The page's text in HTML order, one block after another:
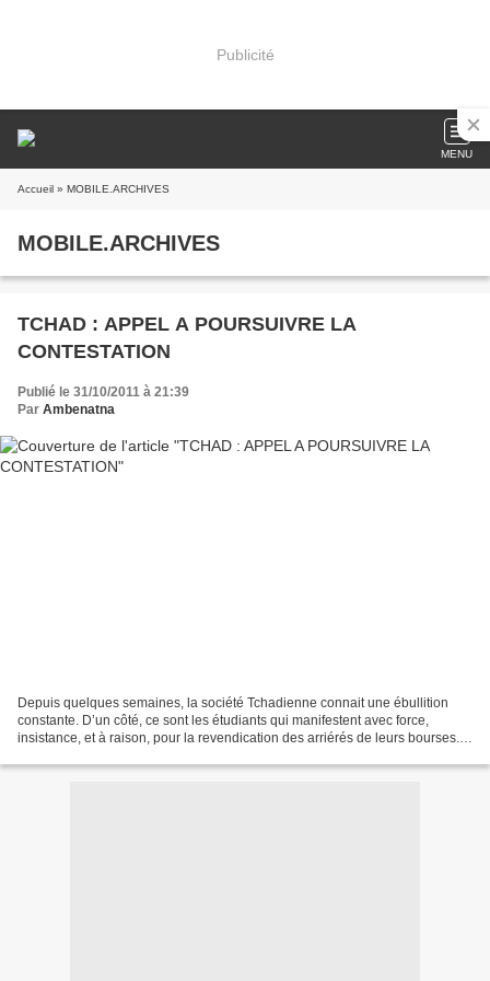
Publicité
MENU
Accueil » MOBILE.ARCHIVES
MOBILE.ARCHIVES
TCHAD : APPEL A POURSUIVRE LA
CONTESTATION
Publié le 31/10/2011 à 21:39
Par Ambenatna
Depuis quelques semaines, la société Tchadienne connait une ébullition
constante. D’un côté, ce sont les étudiants qui manifestent avec force,
insistance, et à raison, pour la revendication des arriérés de leurs bourses.